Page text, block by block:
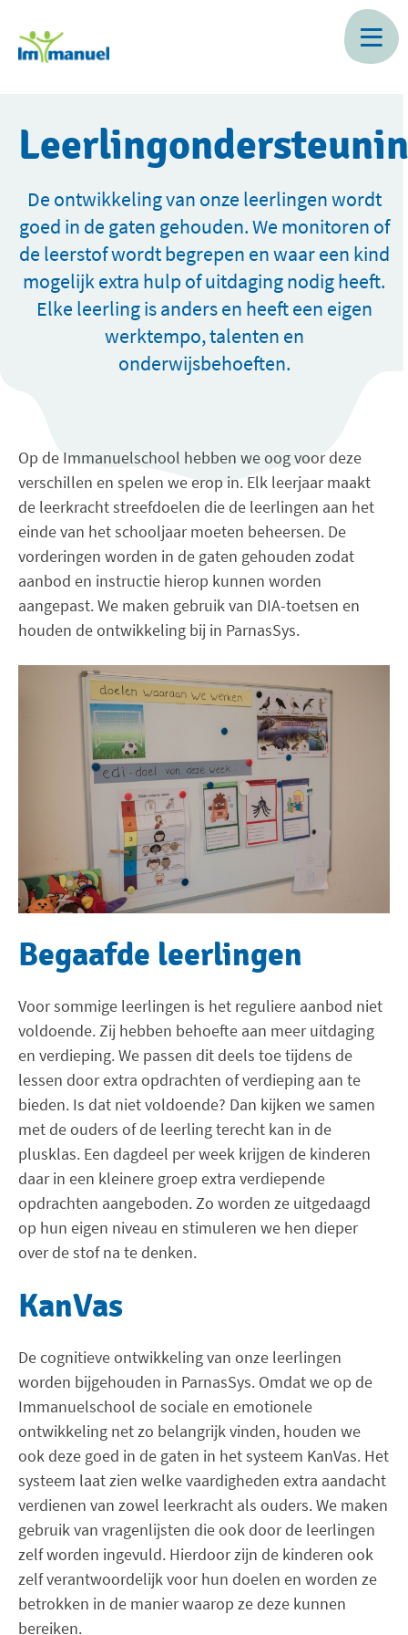
main
De ontwikkeling van onze leerlingen wordt
goed in de gaten gehouden. We monitoren of
de leerstof wordt begrepen en waar een kind
mogelijk extra hulp of uitdaging nodig heeft.
Elke leerling is anders en heeft een eigen
werktempo, talenten en
onderwijsbehoeften.
Op de Immanuelschool hebben we oog voor deze
verschillen en spelen we erop in. Elk leerjaar maakt
de leerkracht streefdoelen die de leerlingen aan het
einde van het schooljaar moeten beheersen. De
vorderingen worden in de gaten gehouden zodat
aanbod en instructie hierop kunnen worden
aangepast. We maken gebruik van DIA-toetsen en
houden de ontwikkeling bij in ParnasSys.
Begaafde leerlingen
Voor sommige leerlingen is het reguliere aanbod niet
voldoende. Zij hebben behoefte aan meer uitdaging
en verdieping. We passen dit deels toe tijdens de
lessen door extra opdrachten of verdieping aan te
bieden. Is dat niet voldoende? Dan kijken we samen
met de ouders of de leerling terecht kan in de
plusklas. Een dagdeel per week krijgen de kinderen
daar in een kleinere groep extra verdiepende
opdrachten aangeboden. Zo worden ze uitgedaagd
op hun eigen niveau en stimuleren we hen dieper
over de stof na te denken.
KanVas
De cognitieve ontwikkeling van onze leerlingen
worden bijgehouden in ParnasSys. Omdat we op de
Immanuelschool de sociale en emotionele
ontwikkeling net zo belangrijk vinden, houden we
ook deze goed in de gaten in het systeem KanVas. Het
systeem laat zien welke vaardigheden extra aandacht
verdienen van zowel leerkracht als ouders. We maken
gebruik van vragenlijsten die ook door de leerlingen
zelf worden ingevuld. Hierdoor zijn de kinderen ook
zelf verantwoordelijk voor hun doelen en worden ze
betrokken in de manier waarop ze deze kunnen
bereiken.